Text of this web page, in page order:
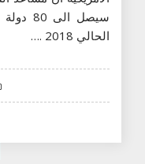
الحالي 2018 .…